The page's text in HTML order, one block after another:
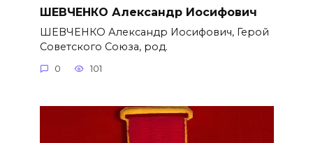
ШЕВЧЕНКО Александр Иосифович
ШЕВЧЕНКО Александр Иосифович, Герой
Советского Союза, род.
0 101